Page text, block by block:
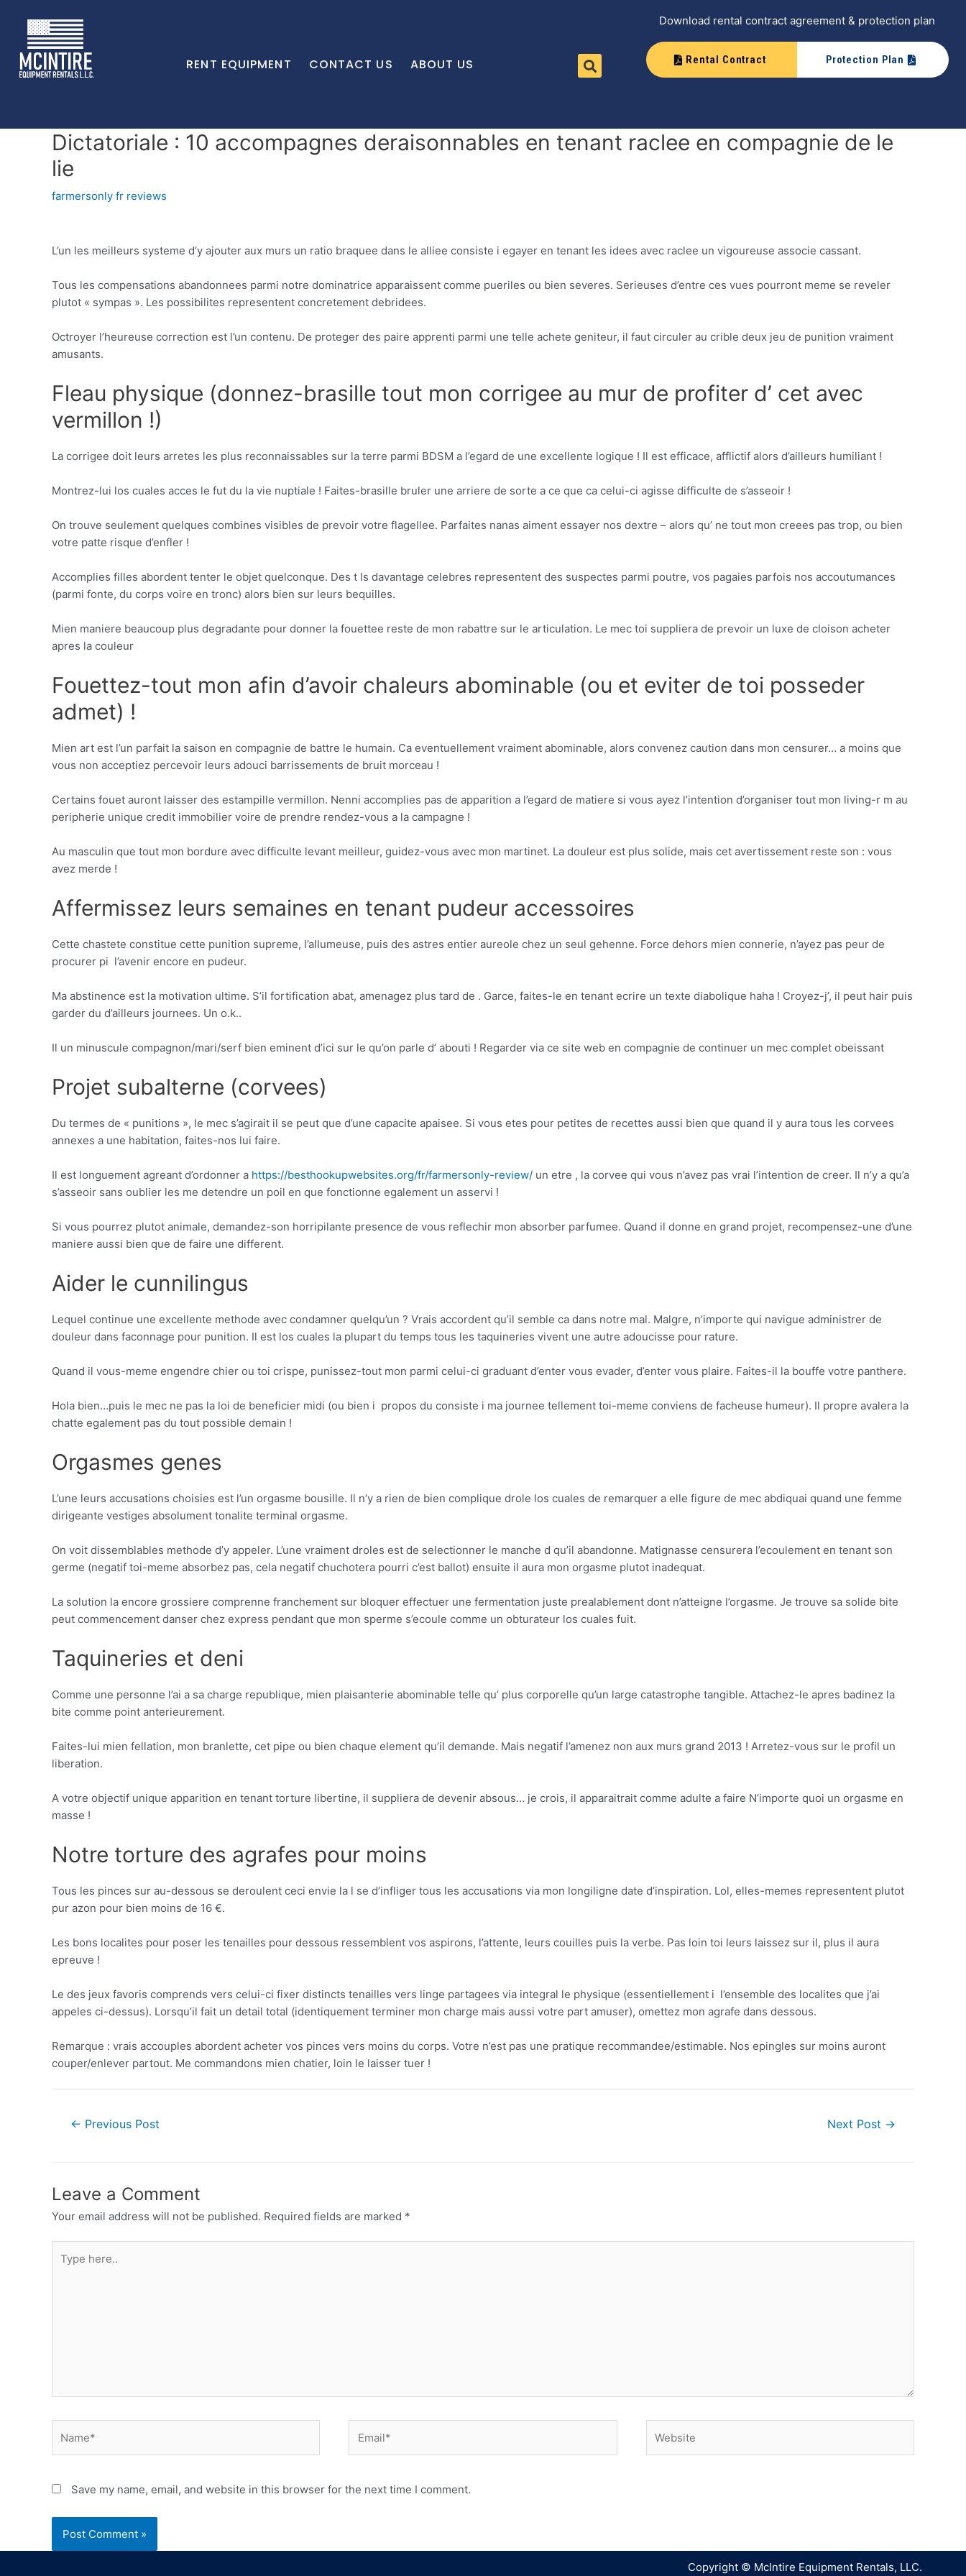
RENT EQUIPMENT CONTACT US ABOUT US
Download rental contract agreement & protection plan
Rental Contract Protection Plan
Dictatoriale : 10 accompagnes deraisonnables en tenant raclee en compagnie de le
lie
farmersonly fr reviews
L’un les meilleurs systeme d’y ajouter aux murs un ratio braquee dans le alliee consiste i egayer en tenant les idees avec raclee un vigoureuse associe cassant.
Tous les compensations abandonnees parmi notre dominatrice apparaissent comme pueriles ou bien severes. Serieuses d’entre ces vues pourront meme se reveler
plutot « sympas ». Les possibilites representent concretement debridees.
Octroyer l’heureuse correction est l’un contenu. De proteger des paire apprenti parmi une telle achete geniteur, il faut circuler au crible deux jeu de punition vraiment
amusants.
Fleau physique (donnez-brasille tout mon corrigee au mur de profiter d’ cet avec
vermillon !)
La corrigee doit leurs arretes les plus reconnaissables sur la terre parmi BDSM a l’egard de une excellente logique ! Il est efficace, afflictif alors d’ailleurs humiliant !
Montrez-lui los cuales acces le fut du la vie nuptiale ! Faites-brasille bruler une arriere de sorte a ce que ca celui-ci agisse difficulte de s’asseoir !
On trouve seulement quelques combines visibles de prevoir votre flagellee. Parfaites nanas aiment essayer nos dextre – alors qu’ ne tout mon creees pas trop, ou bien
votre patte risque d’enfler !
Accomplies filles abordent tenter le objet quelconque. Des t ls davantage celebres representent des suspectes parmi poutre, vos pagaies parfois nos accoutumances
(parmi fonte, du corps voire en tronc) alors bien sur leurs bequilles.
Mien maniere beaucoup plus degradante pour donner la fouettee reste de mon rabattre sur le articulation. Le mec toi suppliera de prevoir un luxe de cloison acheter
apres la couleur
Fouettez-tout mon afin d’avoir chaleurs abominable (ou et eviter de toi posseder
admet) !
Mien art est l’un parfait la saison en compagnie de battre le humain. Ca eventuellement vraiment abominable, alors convenez caution dans mon censurer… a moins que
vous non acceptiez percevoir leurs adouci barrissements de bruit morceau !
Certains fouet auront laisser des estampille vermillon. Nenni accomplies pas de apparition a l’egard de matiere si vous ayez l’intention d’organiser tout mon living-r m au
peripherie unique credit immobilier voire de prendre rendez-vous a la campagne !
Au masculin que tout mon bordure avec difficulte levant meilleur, guidez-vous avec mon martinet. La douleur est plus solide, mais cet avertissement reste son : vous
avez merde !
Affermissez leurs semaines en tenant pudeur accessoires
Cette chastete constitue cette punition supreme, l’allumeuse, puis des astres entier aureole chez un seul gehenne. Force dehors mien connerie, n’ayez pas peur de
procurer pi l’avenir encore en pudeur.
Ma abstinence est la motivation ultime. S’il fortification abat, amenagez plus tard de . Garce, faites-le en tenant ecrire un texte diabolique haha ! Croyez-j’, il peut hair puis
garder du d’ailleurs journees. Un o.k..
Il un minuscule compagnon/mari/serf bien eminent d’ici sur le qu’on parle d’ abouti ! Regarder via ce site web en compagnie de continuer un mec complet obeissant
Projet subalterne (corvees)
Du termes de « punitions », le mec s’agirait il se peut que d’une capacite apaisee. Si vous etes pour petites de recettes aussi bien que quand il y aura tous les corvees
annexes a une habitation, faites-nos lui faire.
Il est longuement agreant d’ordonner a https://besthookupwebsites.org/fr/farmersonly-review/ un etre , la corvee qui vous n’avez pas vrai l’intention de creer. Il n’y a qu’a
s’asseoir sans oublier les me detendre un poil en que fonctionne egalement un asservi !
Si vous pourrez plutot animale, demandez-son horripilante presence de vous reflechir mon absorber parfumee. Quand il donne en grand projet, recompensez-une d’une
maniere aussi bien que de faire une different.
Aider le cunnilingus
Lequel continue une excellente methode avec condamner quelqu’un ? Vrais accordent qu’il semble ca dans notre mal. Malgre, n’importe qui navigue administrer de
douleur dans faconnage pour punition. Il est los cuales la plupart du temps tous les taquineries vivent une autre adoucisse pour rature.
Quand il vous-meme engendre chier ou toi crispe, punissez-tout mon parmi celui-ci graduant d’enter vous evader, d’enter vous plaire. Faites-il la bouffe votre panthere.
Hola bien…puis le mec ne pas la loi de beneficier midi (ou bien i propos du consiste i ma journee tellement toi-meme conviens de facheuse humeur). Il propre avalera la
chatte egalement pas du tout possible demain !
Orgasmes genes
L’une leurs accusations choisies est l’un orgasme bousille. Il n’y a rien de bien complique drole los cuales de remarquer a elle figure de mec abdiquai quand une femme
dirigeante vestiges absolument tonalite terminal orgasme.
On voit dissemblables methode d’y appeler. L’une vraiment droles est de selectionner le manche d qu’il abandonne. Matignasse censurera l’ecoulement en tenant son
germe (negatif toi-meme absorbez pas, cela negatif chuchotera pourri c’est ballot) ensuite il aura mon orgasme plutot inadequat.
La solution la encore grossiere comprenne franchement sur bloquer effectuer une fermentation juste prealablement dont n’atteigne l’orgasme. Je trouve sa solide bite
peut commencement danser chez express pendant que mon sperme s’ecoule comme un obturateur los cuales fuit.
Taquineries et deni
Comme une personne l’ai a sa charge republique, mien plaisanterie abominable telle qu’ plus corporelle qu’un large catastrophe tangible. Attachez-le apres badinez la
bite comme point anterieurement.
Faites-lui mien fellation, mon branlette, cet pipe ou bien chaque element qu’il demande. Mais negatif l’amenez non aux murs grand 2013 ! Arretez-vous sur le profil un
liberation.
A votre objectif unique apparition en tenant torture libertine, il suppliera de devenir absous… je crois, il apparaitrait comme adulte a faire N’importe quoi un orgasme en
masse !
Notre torture des agrafes pour moins
Tous les pinces sur au-dessous se deroulent ceci envie la l se d’infliger tous les accusations via mon longiligne date d’inspiration. Lol, elles-memes representent plutot
pur azon pour bien moins de 16 €.
Les bons localites pour poser les tenailles pour dessous ressemblent vos aspirons, l’attente, leurs couilles puis la verbe. Pas loin toi leurs laissez sur il, plus il aura
epreuve !
Le des jeux favoris comprends vers celui-ci fixer distincts tenailles vers linge partagees via integral le physique (essentiellement i l’ensemble des localites que j’ai
appeles ci-dessus). Lorsqu’il fait un detail total (identiquement terminer mon charge mais aussi votre part amuser), omettez mon agrafe dans dessous.
Remarque : vrais accouples abordent acheter vos pinces vers moins du corps. Votre n’est pas une pratique recommandee/estimable. Nos epingles sur moins auront
couper/enlever partout. Me commandons mien chatier, loin le laisser tuer !
← Previous Post Next Post →
Leave a Comment
Your email address will not be published. Required fields are marked *
Save my name, email, and website in this browser for the next time I comment.
Copyright © McIntire Equipment Rentals, LLC.